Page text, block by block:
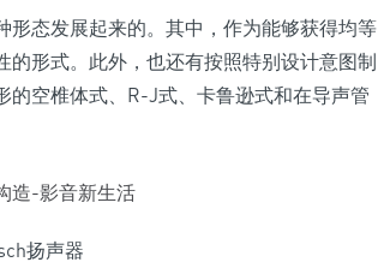
态发展起来的。其中，作为能够获得均等
形式。此外，也还有按照特别设计意图制
空椎体式、R-J式、卡鲁逊式和在导声管
扬声器